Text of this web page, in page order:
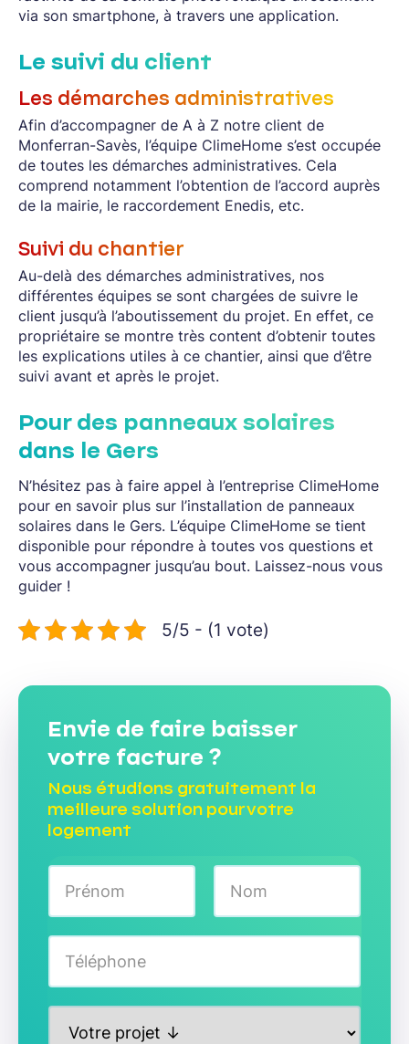
via son smartphone, à travers une application.
Le suivi du client
Les démarches administratives
Afin d’accompagner de A à Z notre client de
Monferran-Savès, l’équipe ClimeHome s’est occupée
de toutes les démarches administratives. Cela
comprend notamment l’obtention de l’accord auprès
de la mairie, le raccordement Enedis, etc.
Suivi du chantier
Au-delà des démarches administratives, nos
différentes équipes se sont chargées de suivre le
client jusqu’à l’aboutissement du projet. En effet, ce
propriétaire se montre très content d’obtenir toutes
les explications utiles à ce chantier, ainsi que d’être
suivi avant et après le projet.
Pour des panneaux solaires
dans le Gers
N’hésitez pas à faire appel à l’entreprise ClimeHome
pour en savoir plus sur l’installation de panneaux
solaires dans le Gers. L’équipe ClimeHome se tient
disponible pour répondre à toutes vos questions et
vous accompagner jusqu’au bout. Laissez-nous vous
guider !
5/5 - (1 vote)
Envie de faire baisser
votre facture ?
Nous étudions gratuitement la
meilleure solution pour votre
logement
m
*
l
é
P